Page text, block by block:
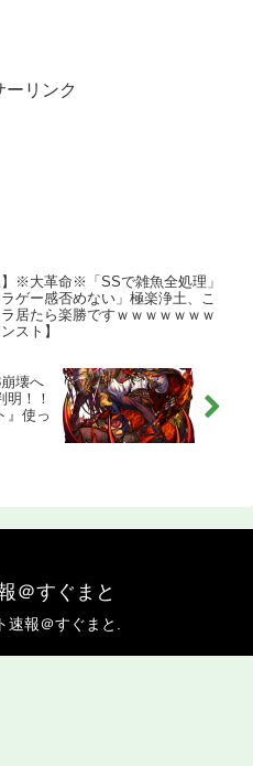
ーリンク
】※大革命※「SSで雑魚全処理」
ラゲー感否めない」極楽浄土、こ
居たら楽勝ですｗｗｗｗｗｗｗ
スト】
壊へ
明！！
』使っ
＠すぐまと
報＠すぐまと.